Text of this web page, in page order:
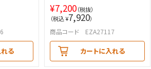
る
¥7,200（税抜）
（税込 ¥7,920）
商品コード EZA27117
カートに入れる